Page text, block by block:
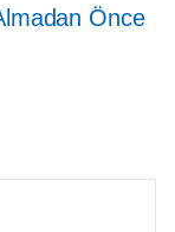
Önce